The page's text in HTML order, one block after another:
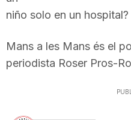
niño solo en un
Mans a les Mans és el
periodista Roser Pros-